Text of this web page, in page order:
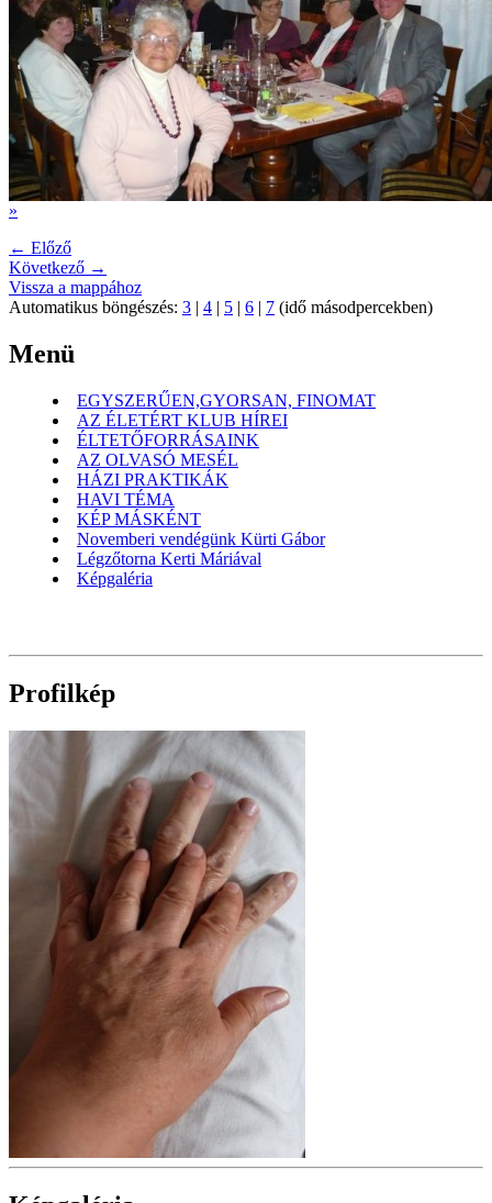
»
← Előző
Következő →
Vissza a mappához
Automatikus böngészés: 3 | 4 | 5 | 6 | 7 (idő másodpercekben)
Menü
EGYSZERŰEN,GYORSAN, FINOMAT
AZ ÉLETÉRT KLUB HÍREI
ÉLTETŐFORRÁSAINK
AZ OLVASÓ MESÉL
HÁZI PRAKTIKÁK
HAVI TÉMA
KÉP MÁSKÉNT
Novemberi vendégünk Kürti Gábor
Légzőtorna Kerti Máriával
Képgaléria
Profilkép